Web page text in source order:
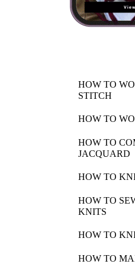
HOW TO
STITCH
HOW TO
HOW TO
JACQUARD
HOW TO
HOW TO
KNITS
HOW TO
HOW TO